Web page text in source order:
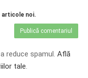
articole noi.
reduce spamul. Află
tale.